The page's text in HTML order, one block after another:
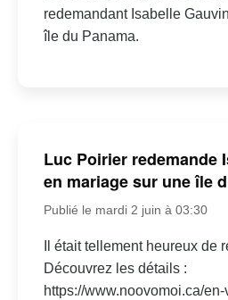
redemandant Isabelle
île du Panama.
Luc Poirier redemande
en mariage sur une île
Publié le mardi 2 juin à 03:30
Il était tellement heureux de
Découvrez les détails :
https://www.noovomoi.ca/